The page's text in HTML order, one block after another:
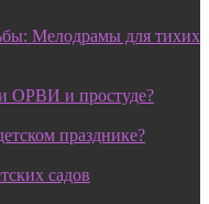
Мелодрамы для тихих
ОРВИ и простуде?
празднике?
садов